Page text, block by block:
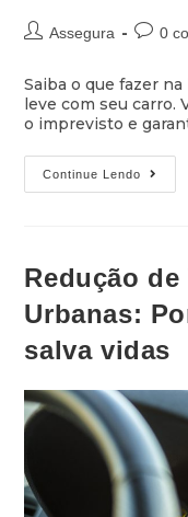
Assegura 0
Saiba o que fazer
leve com seu carro.
o imprevisto e
Continue Lendo
Redução
Urbanas:
salva vidas